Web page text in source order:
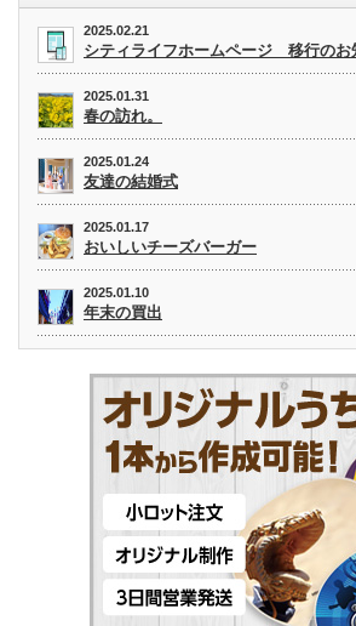
2025.02.21
シティライフホームページ 移行のお
2025.01.31
春の訪れ。
2025.01.24
友達の結婚式
2025.01.17
おいしいチーズバーガー
2025.01.10
年末の買出